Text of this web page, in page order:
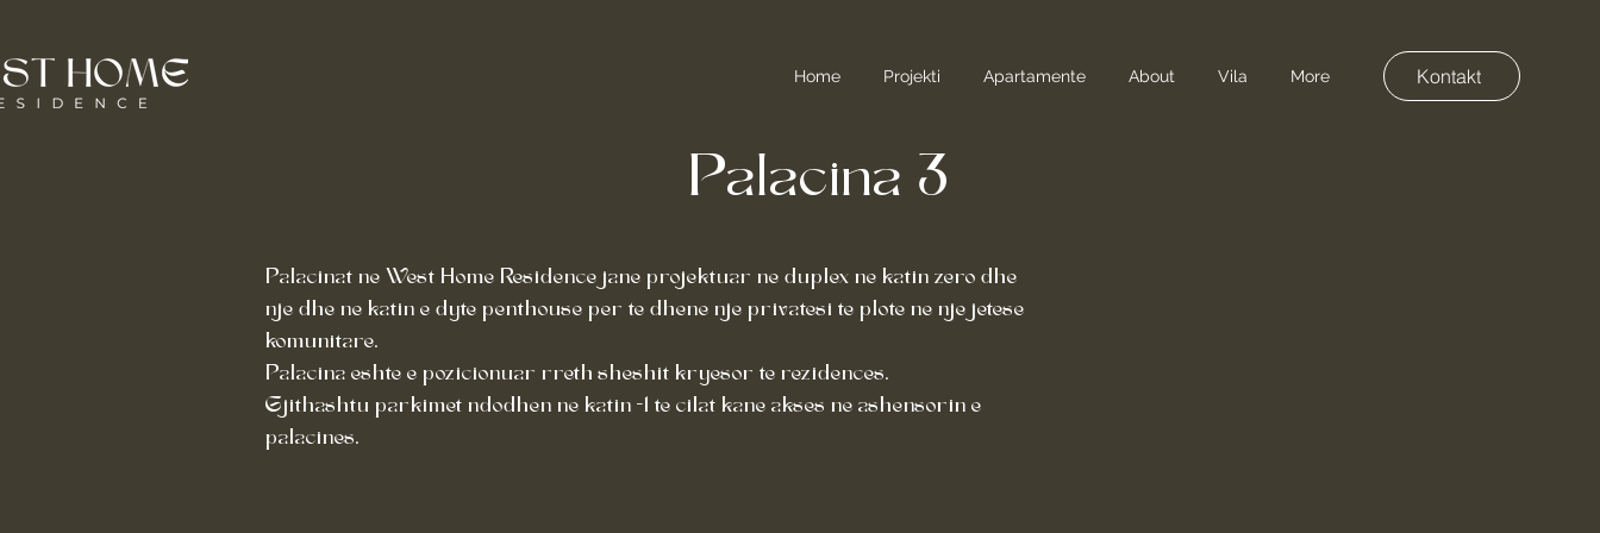
Home Projekti Apartamente About Vila More Kontakt
Palacina 3
Palacinat ne West Home Residence jane projektuar ne duplex ne katin zero dhe
nje dhe ne katin e dyte penthouse per te dhene nje privatesi te plote ne nje jetese
komunitare.
Palacina eshte e pozicionuar rreth sheshit kryesor te rezidences.
Gjithashtu parkimet ndodhen ne katin -1 te cilat kane akses ne ashensorin e
palacines.